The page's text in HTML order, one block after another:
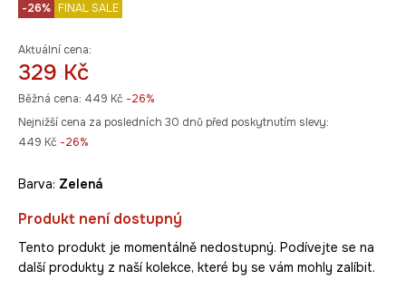
-26% FINAL SALE
Aktuální cena:
329 Kč
Běžná cena: 449 Kč -26%
Nejnižší cena za posledních 30 dnů před poskytnutím slevy:
449 Kč -26%
Barva: zelená
Produkt není dostupný
Tento produkt je momentálně nedostupný. Podívejte se na
další produkty z naší kolekce, které by se vám mohly zalíbit.